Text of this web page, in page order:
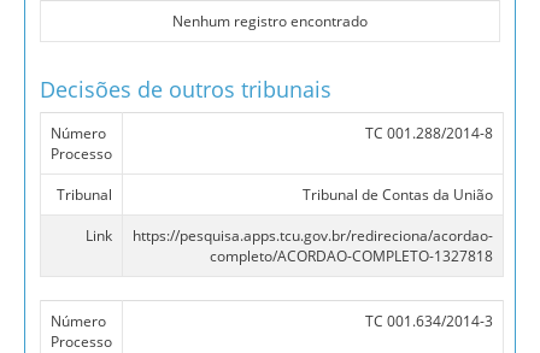
Nenhum registro encontrado
Decisões de outros tribunais
Número
Processo
TC 001.288/2014-8
Tribunal
Tribunal de Contas da União
Link
https://pesquisa.apps.tcu.gov.br/redireciona/acordao-
completo/ACORDAO-COMPLETO-1327818
Número
Processo
TC 001.634/2014-3